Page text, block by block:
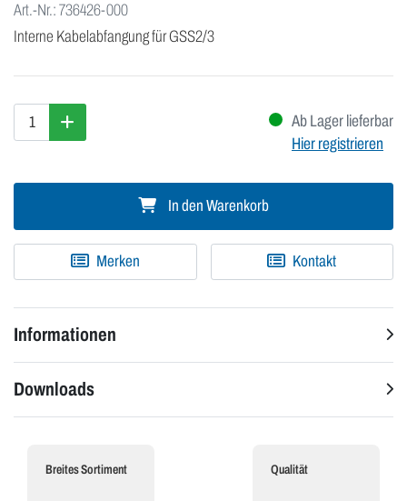
Art.-Nr.: 736426-000
Interne Kabelabfangung für GSS2/3
Ab Lager lieferbar
Hier registrieren
In den Warenkorb
Merken Kontakt
Informationen
Downloads
Breites Sortiment Qualität